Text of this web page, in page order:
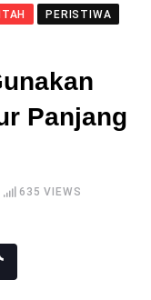
PERISTIWA
Panjang
635 VIEWS